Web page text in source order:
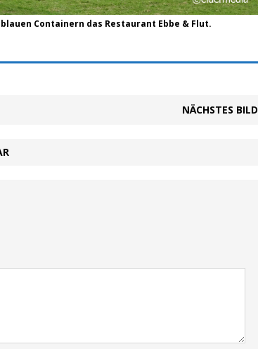
Containern das Restaurant Ebbe & Flut.
NÄCHSTES BILD